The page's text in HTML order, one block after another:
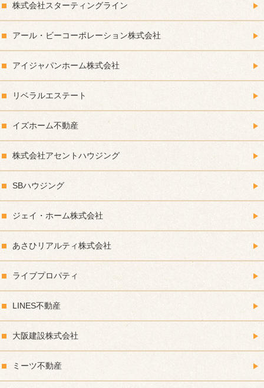
株式会社スターティングライン
アール・ビーコーポレーション株式会社
アイジャパンホーム株式会社
リベラルエステート
イズホーム不動産
株式会社アセントハウジング
SBハウジング
ジェイ・ホーム株式会社
あさひリアルティ株式会社
ライブプロパティ
LINES不動産
大阪建設株式会社
ミーツ不動産